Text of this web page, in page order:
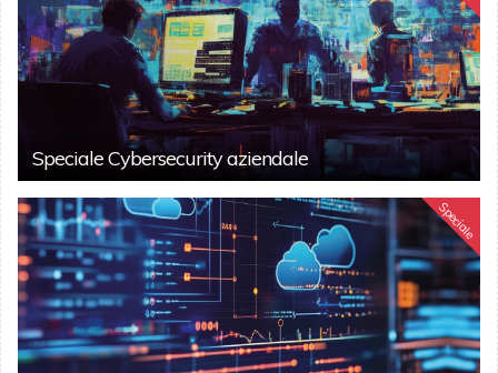
Speciale Cybersecurity aziendale
Speciale